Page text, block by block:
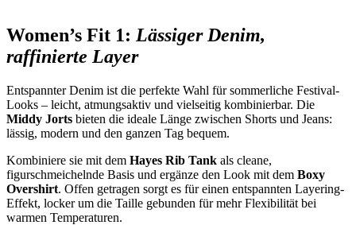
Women’s Fit 1: Lässiger Denim,
raffinierte Layer
Entspannter Denim ist die perfekte Wahl für sommerliche Festival-
Looks – leicht, atmungsaktiv und vielseitig kombinierbar. Die
Middy Jorts bieten die ideale Länge zwischen Shorts und Jeans:
lässig, modern und den ganzen Tag bequem.
Kombiniere sie mit dem Hayes Rib Tank als cleane,
figurschmeichelnde Basis und ergänze den Look mit dem Boxy
Overshirt. Offen getragen sorgt es für einen entspannten Layering-
Effekt, locker um die Taille gebunden für mehr Flexibilität bei
warmen Temperaturen.